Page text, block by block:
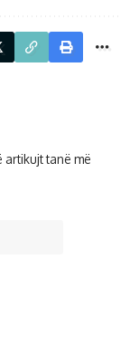
artikujt tanë më